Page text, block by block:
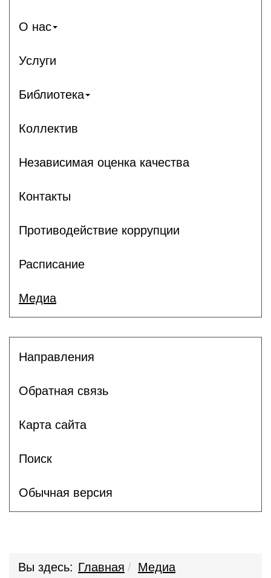
О нас
Услуги
Библиотека
Коллектив
Независимая оценка качества
Контакты
Противодействие коррупции
Расписание
Медиа
Направления
Обратная связь
Карта сайта
Поиск
Обычная версия
Вы здесь: Главная
Медиа